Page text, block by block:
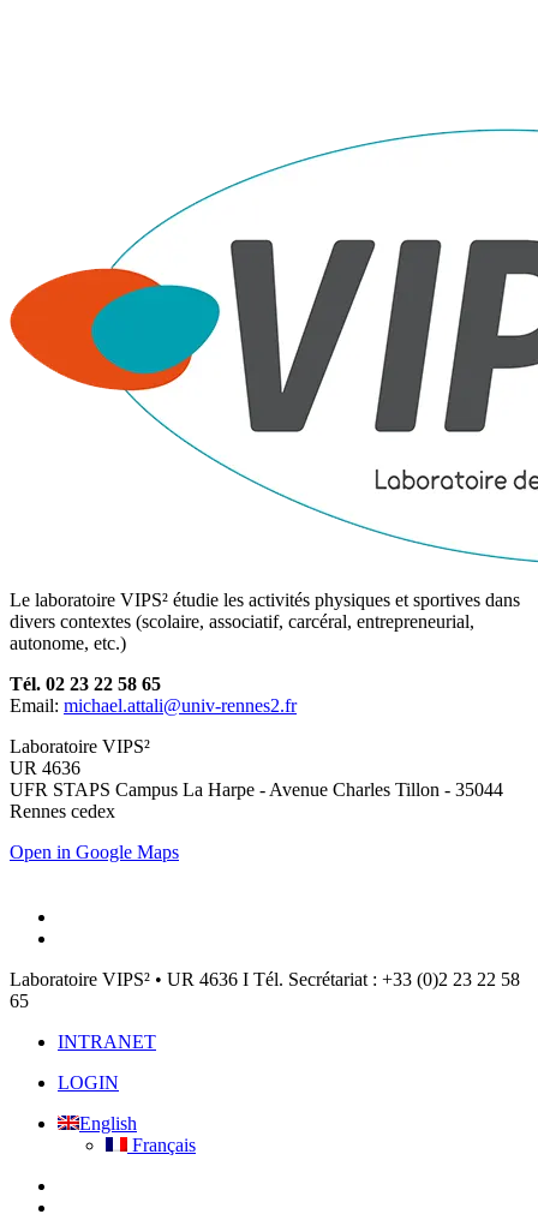
Le laboratoire VIPS² étudie les activités physiques et sportives dans
divers contextes (scolaire, associatif, carcéral, entrepreneurial,
autonome, etc.)
Tél. 02 23 22 58 65
Email: michael.attali@univ-rennes2.fr
Laboratoire VIPS²
UR 4636
UFR STAPS Campus La Harpe - Avenue Charles Tillon - 35044
Rennes cedex
Open in Google Maps
Laboratoire VIPS² • UR 4636 I Tél. Secrétariat : +33 (0)2 23 22 58
65
INTRANET
LOGIN
English
Français